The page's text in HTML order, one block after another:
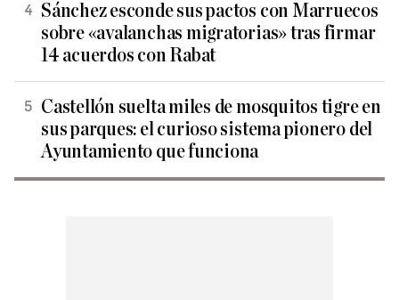
Sánchez esconde sus pactos con Marruecos
sobre «avalanchas migratorias» tras firmar
14 acuerdos con Rabat
Castellón suelta miles de mosquitos tigre en
sus parques: el curioso sistema pionero del
Ayuntamiento que funciona